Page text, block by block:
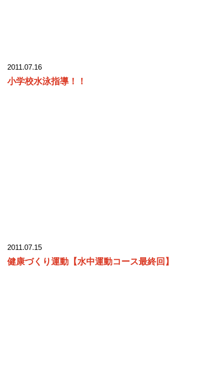
2011.07.16
小学校水泳指導！！
2011.07.15
健康づくり運動【水中運動コース最終回】